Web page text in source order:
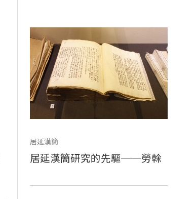
居延漢簡
居延漢簡研究的先驅──勞榦